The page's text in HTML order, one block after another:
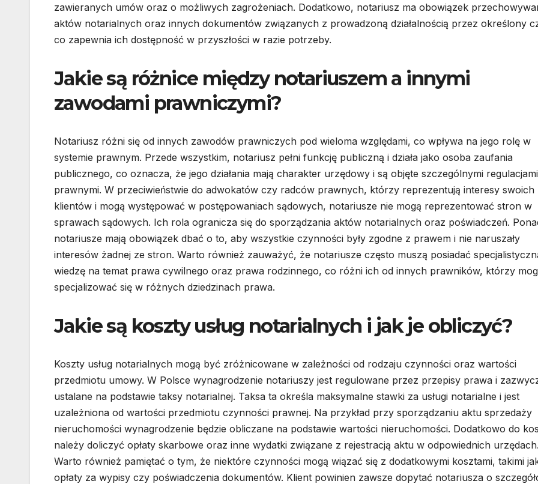
zawieranych umów oraz o możliwych zagrożeniach. Dodatkowo, notariusz ma obowiązek
aktów notarialnych oraz innych dokumentów związanych z prowadzoną działalnością przez określony
co zapewnia ich dostępność w przyszłości w razie potrzeby.
Jakie są różnice między notariuszem a innymi
zawodami prawniczymi?
Notariusz różni się od innych zawodów prawniczych pod wieloma względami, co wpływa na jego rolę w
systemie prawnym. Przede wszystkim, notariusz pełni funkcję publiczną i działa jako osoba zaufania
publicznego, co oznacza, że jego działania mają charakter urzędowy i są objęte szczególnymi regulacjami
prawnymi. W przeciwieństwie do adwokatów czy radców prawnych, którzy reprezentują interesy swoich
klientów i mogą występować w postępowaniach sądowych, notariusze nie mogą reprezentować stron w
sprawach sądowych. Ich rola ogranicza się do sporządzania aktów notarialnych oraz poświadczeń.
notariusze mają obowiązek dbać o to, aby wszystkie czynności były zgodne z prawem i nie naruszały
interesów żadnej ze stron. Warto również zauważyć, że notariusze często muszą posiadać
wiedzę na temat prawa cywilnego oraz prawa rodzinnego, co różni ich od innych prawników, którzy
specjalizować się w różnych dziedzinach prawa.
Jakie są koszty usług notarialnych i jak je obliczyć?
Koszty usług notarialnych mogą być zróżnicowane w zależności od rodzaju czynności oraz wartości
przedmiotu umowy. W Polsce wynagrodzenie notariuszy jest regulowane przez przepisy prawa i
ustalane na podstawie taksy notarialnej. Taksa ta określa maksymalne stawki za usługi notarialne i jest
uzależniona od wartości przedmiotu czynności prawnej. Na przykład przy sporządzaniu aktu sprzedaży
nieruchomości wynagrodzenie będzie obliczane na podstawie wartości nieruchomości. Dodatkowo do
należy doliczyć opłaty skarbowe oraz inne wydatki związane z rejestracją aktu w odpowiednich
Warto również pamiętać o tym, że niektóre czynności mogą wiązać się z dodatkowymi kosztami, takimi
opłaty za wypisy czy poświadczenia dokumentów. Klient powinien zawsze dopytać notariusza o